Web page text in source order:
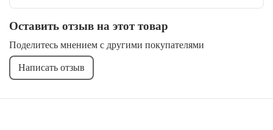
Оставить отзыв на этот товар
Поделитесь мнением с другими покупателями
Написать отзыв